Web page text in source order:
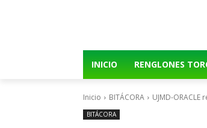
INICIO RENGLONES
Inicio BITÁCORA UJMD-
BITÁCORA